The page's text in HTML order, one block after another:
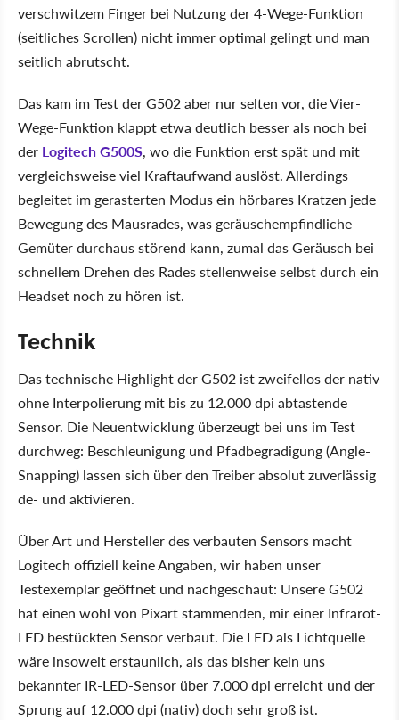
verschwitzem Finger bei Nutzung der 4-Wege-Funktion
(seitliches Scrollen) nicht immer optimal gelingt und man
seitlich abrutscht.
Das kam im Test der G502 aber nur selten vor, die Vier-
Wege-Funktion klappt etwa deutlich besser als noch bei
der Logitech G500S, wo die Funktion erst spät und mit
vergleichsweise viel Kraftaufwand auslöst. Allerdings
begleitet im gerasterten Modus ein hörbares Kratzen jede
Bewegung des Mausrades, was geräuschempfindliche
Gemüter durchaus störend kann, zumal das Geräusch bei
schnellem Drehen des Rades stellenweise selbst durch ein
Headset noch zu hören ist.
Technik
Das technische Highlight der G502 ist zweifellos der nativ
ohne Interpolierung mit bis zu 12.000 dpi abtastende
Sensor. Die Neuentwicklung überzeugt bei uns im Test
durchweg: Beschleunigung und Pfadbegradigung (Angle-
Snapping) lassen sich über den Treiber absolut zuverlässig
de- und aktivieren.
Über Art und Hersteller des verbauten Sensors macht
Logitech offiziell keine Angaben, wir haben unser
Testexemplar geöffnet und nachgeschaut: Unsere G502
hat einen wohl von Pixart stammenden, mir einer Infrarot-
LED bestückten Sensor verbaut. Die LED als Lichtquelle
wäre insoweit erstaunlich, als das bisher kein uns
bekannter IR-LED-Sensor über 7.000 dpi erreicht und der
Sprung auf 12.000 dpi (nativ) doch sehr groß ist.